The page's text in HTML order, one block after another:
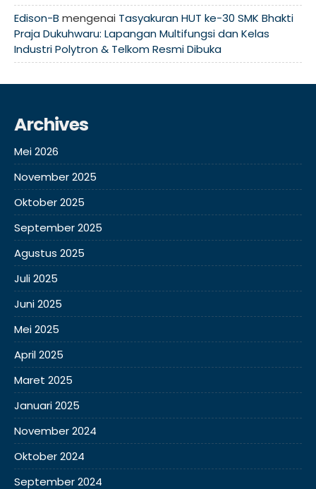
Edison-B mengenai Tasyakuran HUT ke-30 SMK Bhakti
Praja Dukuhwaru: Lapangan Multifungsi dan Kelas
Industri Polytron & Telkom Resmi Dibuka
Archives
Mei 2026
November 2025
Oktober 2025
September 2025
Agustus 2025
Juli 2025
Juni 2025
Mei 2025
April 2025
Maret 2025
Januari 2025
November 2024
Oktober 2024
September 2024